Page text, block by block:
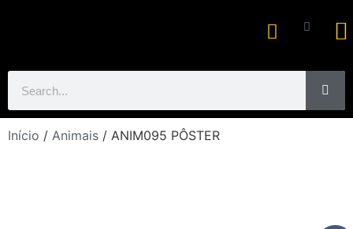
Início / Animais / ANIM095 PÔSTER